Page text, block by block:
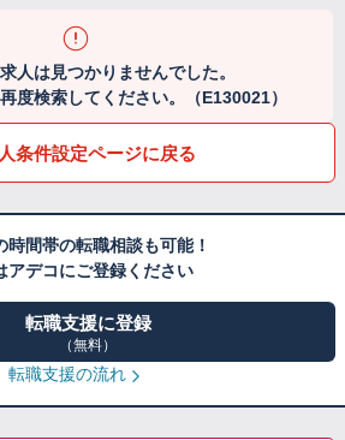
人は見つかりませんでした。
度検索してください。（E130021）
条件設定ページに戻る
時間帯の転職相談も可能！
アデコにご登録ください
転職支援に登録
（無料）
転職支援の流れ